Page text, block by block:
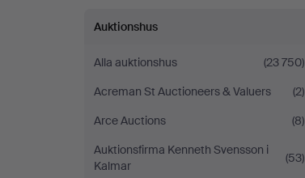
Auktionshus
Alla auktionshus
(23 750)
Acreman St Auctioneers & Valuers
(2)
Arce Auctions
(8)
Auktionsfirma Kenneth Svensson i
Kalmar
(53)